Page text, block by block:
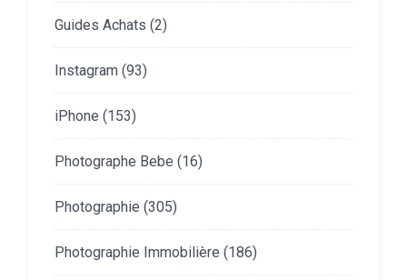
Guides Achats (2)
Instagram (93)
iPhone (153)
Photographe Bebe (16)
Photographie (305)
Photographie Immobilière (186)